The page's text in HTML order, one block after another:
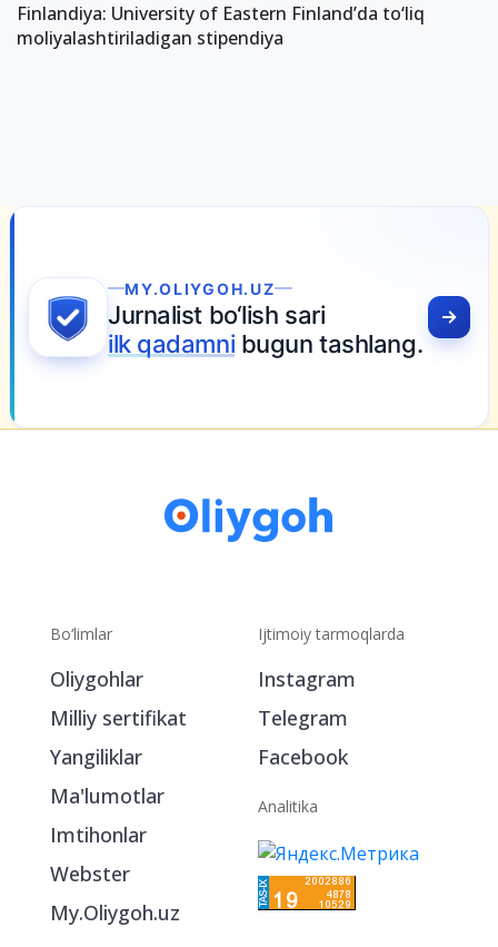
Finlandiya: University of Eastern Finland’da to‘liq
moliyalashtiriladigan stipendiya
MY.OLIYGOH.UZ
Jurnalist bo‘lish sari
ilk qadamni bugun tashlang.
Bo‘limlar
Oliygohlar
Milliy sertifikat
Yangiliklar
Ma'lumotlar
Imtihonlar
Webster
My.Oliygoh.uz
Ijtimoiy tarmoqlarda
Instagram
Telegram
Facebook
Analitika